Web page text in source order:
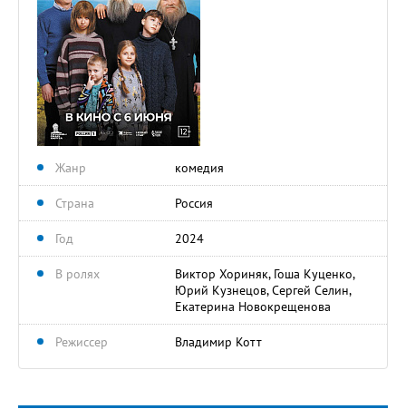
Жанр комедия
Страна Россия
Год 2024
В ролях
Виктор Хориняк, Гоша Куценко,
Юрий Кузнецов, Сергей Селин,
Екатерина Новокрещенова
Режиссер Владимир Котт